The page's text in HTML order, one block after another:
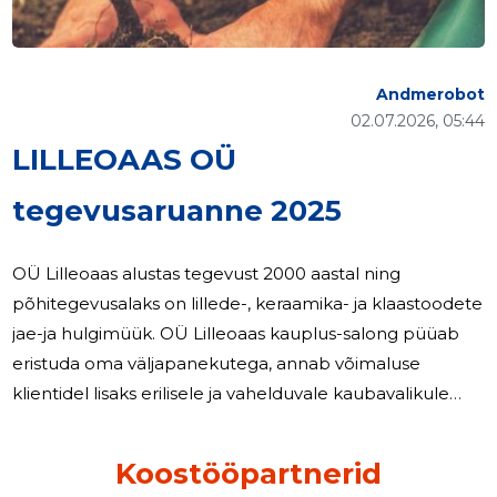
LILLEOAAS OÜ
tegevusaruanne 2025
02.07.2026, 05:44
Andmerobot
OÜ Lilleoaas alustas tegevust 2000 aastal ning
põhitegevusalaks on lillede-, keraamika- ja klaastoodete
jae-ja hulgimüük. OÜ Lilleoaas kauplus-salong püüab
eristuda oma väljapanekutega, annab võimaluse
klientidel lisaks erilisele ja vahelduvale kaubavalikule
teadmistega teenindajad on püsiv väärtus nii
Koostööpartnerid